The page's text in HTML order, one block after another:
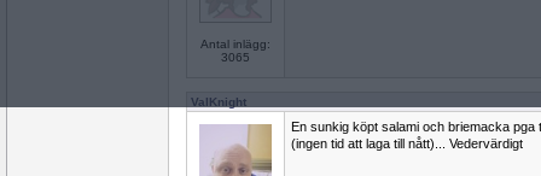
Antal inlägg:
3065
ValKnight
En sunkig köpt salami och briemacka pga
(ingen tid att laga till nått)... Vedervärdigt